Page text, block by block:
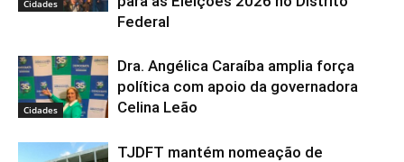
Cidades
Federal
Cidades
Dra. Angélica Caraíba amplia força
política com apoio da governadora
Celina Leão
TJDFT mantém nomeação de